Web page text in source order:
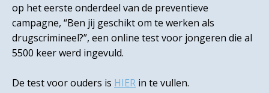
op het eerste onderdeel van de preventieve
campagne, “Ben jij geschikt om te werken als
drugscrimineel?”, een online test voor jongeren die al
5500 keer werd ingevuld.
De test voor ouders is HIER in te vullen.